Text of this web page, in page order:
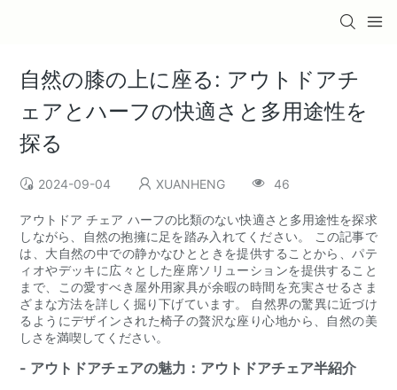
自然の膝の上に座る: アウトドアチ
ェアとハーフの快適さと多用途性を
探る
2024-09-04 XUANHENG 46
アウトドア チェア ハーフの比類のない快適さと多用途性を探求
しながら、自然の抱擁に足を踏み入れてください。 この記事で
は、大自然の中での静かなひとときを提供することから、パテ
ィオやデッキに広々とした座席ソリューションを提供すること
まで、この愛すべき屋外用家具が余暇の時間を充実させるさま
ざまな方法を詳しく掘り下げています。 自然界の驚異に近づけ
るようにデザインされた椅子の贅沢な座り心地から、自然の美
しさを満喫してください。
- アウトドアチェアの魅力：アウトドアチェア半紹介